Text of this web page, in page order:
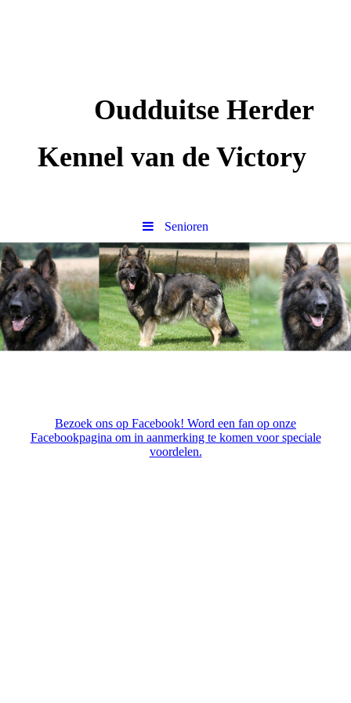
Oudduitse Herder
Kennel van de Victory
Senioren
Bezoek ons op Facebook! Word een fan op onze
Facebookpagina om in aanmerking te komen voor speciale
voordelen.